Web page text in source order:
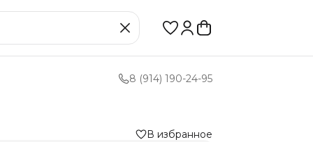
8 (914) 190-24-95
В избранное